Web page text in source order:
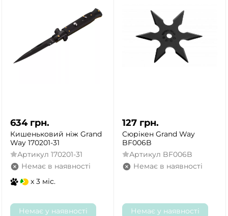
634 грн.
Кишеньковий ніж Grand
Way 170201-31
Артикул 170201-31
Немає в наявності
x 3 міс.
Немає у наявності
127 грн.
Сюрікен Grand Way
BF006B
Артикул BF006B
Немає в наявності
Немає у наявності